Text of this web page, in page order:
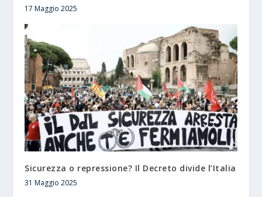
17 Maggio 2025
Sicurezza o repressione? Il Decreto divide l’Italia
31 Maggio 2025